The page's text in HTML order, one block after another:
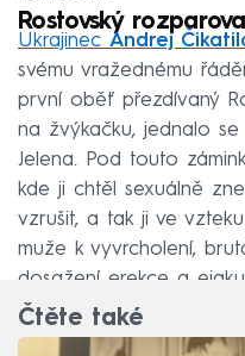
Rostovský
Ukrajinec Andrej
svému vražednému
první oběť přezdívaný
na žvýkačku, jednalo
Jelena. Pod touto
kde ji chtěl sexuálně
vzrušit, a tak ji ve
muže k vyvrcholení,
dosažení erekce a
Čtěte také